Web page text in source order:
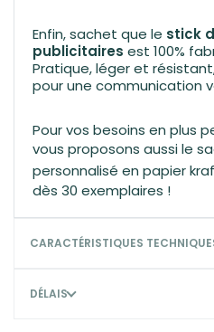
Enfin, sachet que le stick
publicitaires est 100%
Pratique, léger et
pour une communication
Pour vos besoins en plus
vous proposons aussi le
personnalisé en papier
dès 30 exemplaires !
CARACTÉRISTIQUES
DÉLAIS